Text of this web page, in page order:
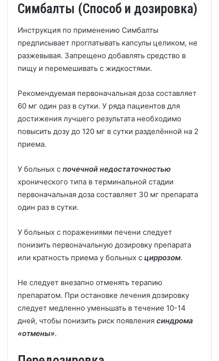
Симбалты (Способ и дозировка)
Инструкция по применению Симбалты
предписывает проглатывать капсулы целиком, не
разжевывая. Запрещено добавлять средство в
пищу и перемешивать с жидкостями.
Рекомендуемая первоначальная доза составляет
60 мг один раз в сутки. У ряда пациентов для
достижения лучшего результата необходимо
повысить дозу до 120 мг в сутки разделённой на 2
приема.
У больных с почечной недостаточностью
хронического типа в терминальной стадии
первоначальная доза составляет 30 мг препарата
один раз в сутки.
У больных с поражениями печени следует
понизить первоначальную дозировку препарата
или кратность приема у больных с циррозом.
Не следует внезапно отменять терапию
препаратом. При остановке лечения дозировку
следует медленно уменьшать в течение 10-14
дней, чтобы понизить риск появления синдрома
«отмены».